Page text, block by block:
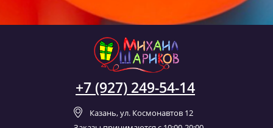
+7 (927) 249-54-14
Казань, ул. Космонавтов 12